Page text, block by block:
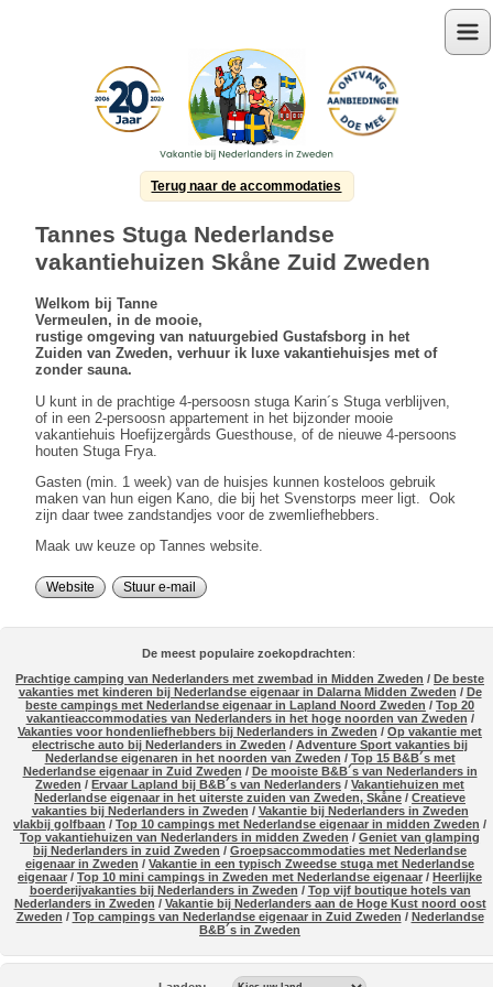
Menu
Terug naar de accommodaties
Tannes Stuga Nederlandse
vakantiehuizen Skåne Zuid Zweden
Welkom bij Tanne
Vermeulen, in de mooie,
rustige omgeving van natuurgebied Gustafsborg in het
Zuiden van Zweden, verhuur ik luxe vakantiehuisjes met of
zonder sauna.
U kunt in de prachtige 4-persoosn stuga Karin´s Stuga verblijven,
of in een 2-persoosn appartement in het bijzonder mooie
vakantiehuis Hoefijzergårds Guesthouse, of de nieuwe 4-persoons
houten Stuga Frya.
Gasten (min. 1 week) van de huisjes kunnen kosteloos gebruik
maken van hun eigen Kano, die bij het Svenstorps meer ligt. Ook
zijn daar twee zandstandjes voor de zwemliefhebbers.
Maak uw keuze op Tannes website.
Website Stuur e-mail
De meest populaire zoekopdrachten:
Prachtige camping van Nederlanders met zwembad in Midden Zweden /De beste
vakanties met kinderen bij Nederlandse eigenaar in Dalarna Midden Zweden / De
beste campings met Nederlandse eigenaar in Lapland Noord Zweden /Top 20
vakantieaccommodaties van Nederlanders in het hoge noorden van Zweden /
Vakanties voor hondenliefhebbers bij Nederlanders in Zweden /Op vakantie met
electrische auto bij Nederlanders in Zweden /Adventure Sport vakanties bij
Nederlandse eigenaren in het noorden van Zweden / Top 15 B&B´s met
Nederlandse eigenaar in Zuid Zweden / De mooiste B&B´s van Nederlanders in
Zweden /Ervaar Lapland bij B&B´s van Nederlanders /Vakantiehuizen met
Nederlandse eigenaar in het uiterste zuiden van Zweden, Skåne /Creatieve
vakanties bij Nederlanders in Zweden / Vakantie bij Nederlanders in Zweden
vlakbij golfbaan /Top 10 campings met Nederlandse eigenaar in midden Zweden /
Top vakantiehuizen van Nederlanders in midden Zweden /Geniet van glamping
bij Nederlanders in zuid Zweden /Groepsaccommodaties met Nederlandse
eigenaar in Zweden /Vakantie in een typisch Zweedse stuga met Nederlandse
eigenaar /Top 10 mini campings in Zweden met Nederlandse eigenaar /Heerlijke
boerderijvakanties bij Nederlanders in Zweden / Top vijf boutique hotels van
Nederlanders in Zweden / Vakantie bij Nederlanders aan de Hoge Kust noord oost
Zweden / Top campings van Nederlandse eigenaar in Zuid Zweden / Nederlandse
B&B´s in Zweden